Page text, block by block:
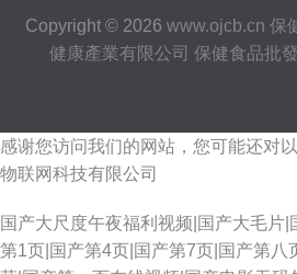
Copyright © 2026 www.ojcb.cn 保
健康產業有限公司 保健食品批發
感谢您访问我们的网站，您可能还对
物联网科技有限公司
国产大尺度午夜福利视频|国产大毛片
第1页|国产第4页|国产第7页|国产第八
久久神马久久 影音先锋福利精品 久久丁香网